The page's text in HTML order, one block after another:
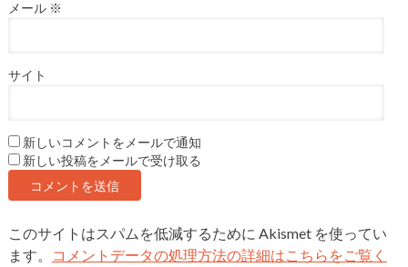
メール ※
サイト
新しいコメントをメールで通知
新しい投稿をメールで受け取る
このサイトはスパムを低減するために Akismet を使ってい
ます。
コメントデータの処理方法の詳細はこちらをご覧く